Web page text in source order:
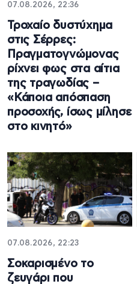
07.08.2026, 22:36
Τροχαίο δυστύχημα
στις Σέρρες:
Πραγματογνώμονας
ρίχνει φως στα αίτια
της τραγωδίας –
«Κάποια απόσπαση
προσοχής, ίσως μίλησε
στο κινητό»
07.08.2026, 22:23
Σοκαρισμένο το
ζευγάρι που